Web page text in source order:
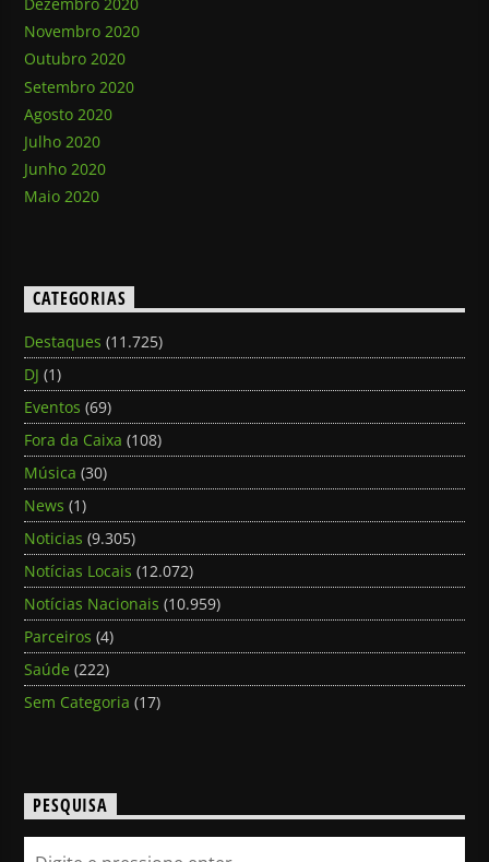
Novembro 2020
Outubro 2020
Setembro 2020
Agosto 2020
Julho 2020
Junho 2020
Maio 2020
CATEGORIAS
Destaques (11.725)
DJ (1)
Eventos (69)
Fora da Caixa (108)
Música (30)
News (1)
Noticias (9.305)
Notícias Locais (12.072)
Notícias Nacionais (10.959)
Parceiros (4)
Saúde (222)
Sem Categoria (17)
PESQUISA